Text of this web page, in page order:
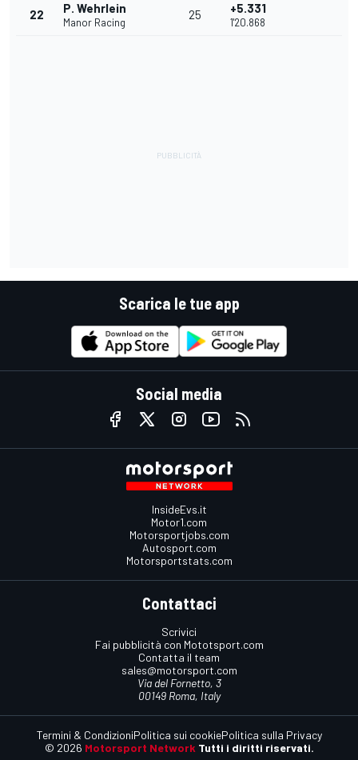
22 P. Wehrlein
Manor Racing
25 +5.331
1'20.868
Scarica le tue app
Social media
InsideEvs.it
Motor1.com
Motorsportjobs.com
Autosport.com
Motorsportstats.com
Contattaci
Scrivici
Fai pubblicità con Mototsport.com
Contatta il team
sales@motorsport.com
Via del Fornetto, 3
00149 Roma, Italy
© 2026 Motorsport Network Tutti i diritti riservati.
Termini & CondizioniPolitica sui cookiePolitica sulla Privacy